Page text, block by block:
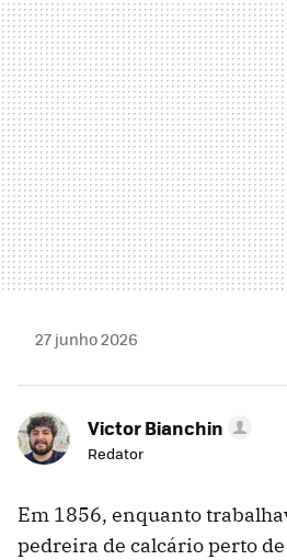
27 junho 2026
Victor Bianchin
Redator
Em 1856, enquanto
pedreira de calcário perto